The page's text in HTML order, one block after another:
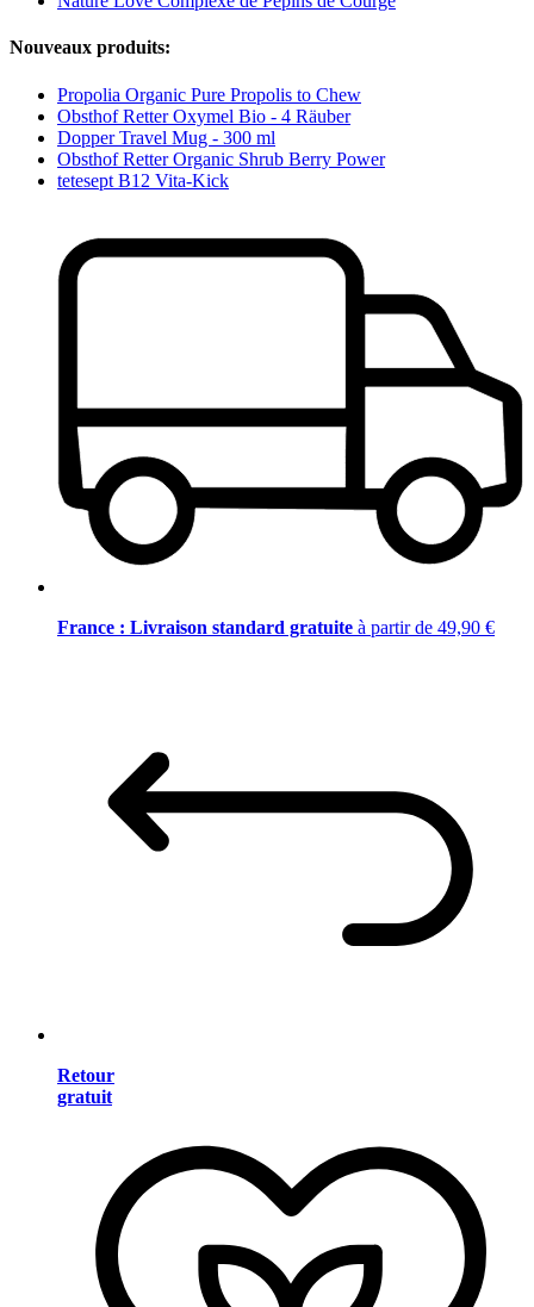
Nouveaux produits:
Propolia Organic Pure Propolis to Chew
Obsthof Retter Oxymel Bio - 4 Räuber
Dopper Travel Mug - 300 ml
Obsthof Retter Organic Shrub Berry Power
tetesept B12 Vita-Kick
France : Livraison standard gratuite à partir de 49,90 €
Retour
gratuit